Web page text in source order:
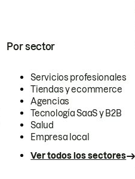
Por sector
Servicios profesionales
Tiendas y ecommerce
Agencias
Tecnología SaaS y B2B
Salud
Empresa local
Ver todos los sectores